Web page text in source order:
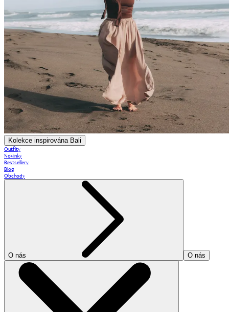
Kolekce inspirována Bali
Outfity
Novinky
Bestsellery
Blog
Obchody
O nás O nás